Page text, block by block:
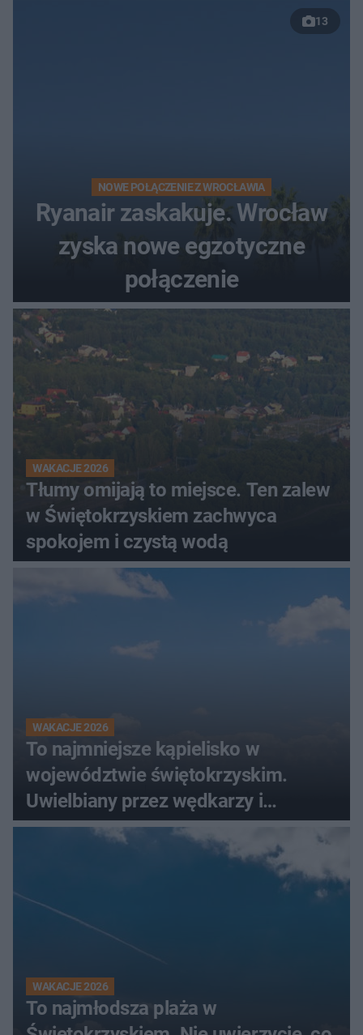
13
NOWE POŁĄCZENIE Z WROCŁAWIA
Ryanair zaskakuje. Wrocław
zyska nowe egzotyczne
połączenie
WAKACJE 2026
Tłumy omijają to miejsce. Ten zalew
w Świętokrzyskiem zachwyca
spokojem i czystą wodą
WAKACJE 2026
To najmniejsze kąpielisko w
województwie świętokrzyskim.
Uwielbiany przez wędkarzy i
turystów
WAKACJE 2026
To najmłodsza plaża w